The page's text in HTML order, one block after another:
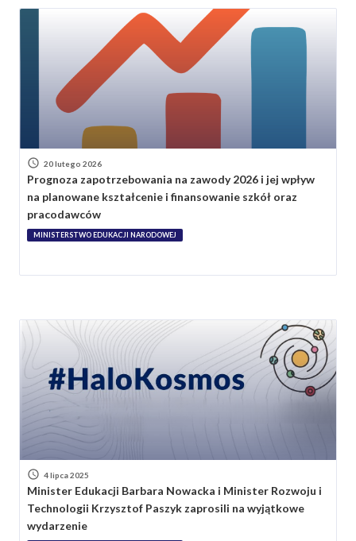
20 lutego 2026
Prognoza zapotrzebowania na zawody 2026 i jej wpływ
na planowane kształcenie i finansowanie szkół oraz
pracodawców
MINISTERSTWO EDUKACJI NARODOWEJ
4 lipca 2025
Minister Edukacji Barbara Nowacka i Minister Rozwoju i
Technologii Krzysztof Paszyk zaprosili na wyjątkowe
wydarzenie